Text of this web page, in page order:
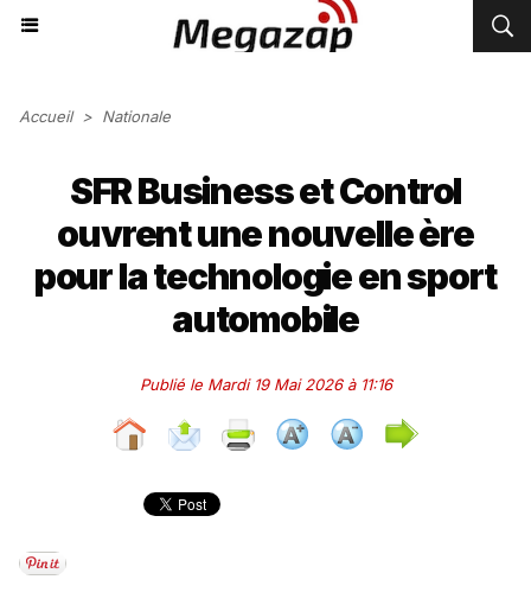
Accueil > Nationale
SFR Business et Control
ouvrent une nouvelle ère
pour la technologie en sport
automobile
Publié le Mardi 19 Mai 2026 à 11:16